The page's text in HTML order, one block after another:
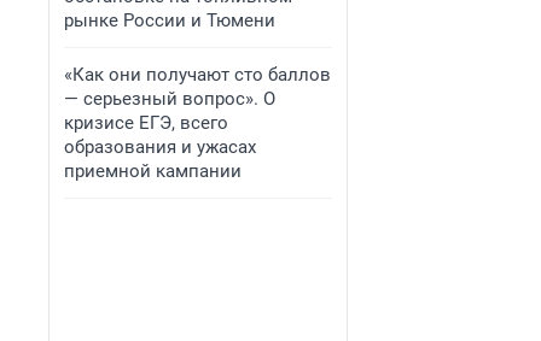
рынке России и Тюмени
«Как они получают сто баллов
— серьезный вопрос». О
кризисе ЕГЭ, всего
образования и ужасах
приемной кампании